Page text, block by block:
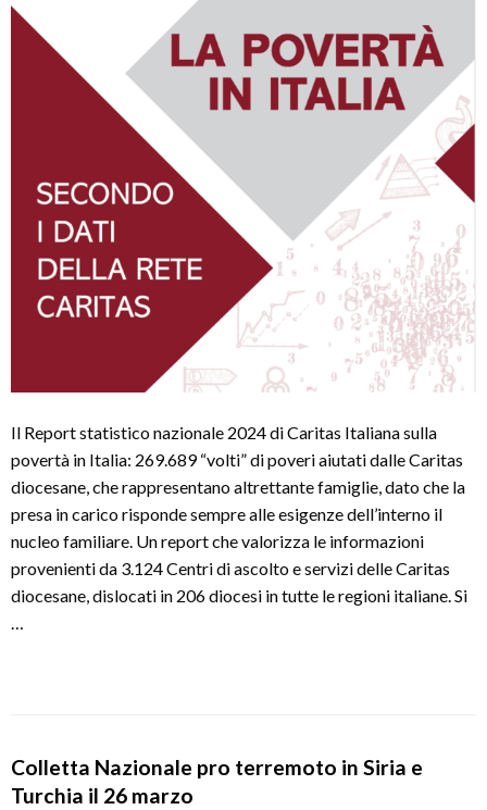
Il Report statistico nazionale 2024 di Caritas Italiana sulla
povertà in Italia: 269.689 “volti” di poveri aiutati dalle Caritas
diocesane, che rappresentano altrettante famiglie, dato che la
presa in carico risponde sempre alle esigenze dell’interno il
nucleo familiare. Un report che valorizza le informazioni
provenienti da 3.124 Centri di ascolto e servizi delle Caritas
diocesane, dislocati in 206 diocesi in tutte le regioni italiane. Si
…
Colletta Nazionale pro terremoto in Siria e
Turchia il 26 marzo